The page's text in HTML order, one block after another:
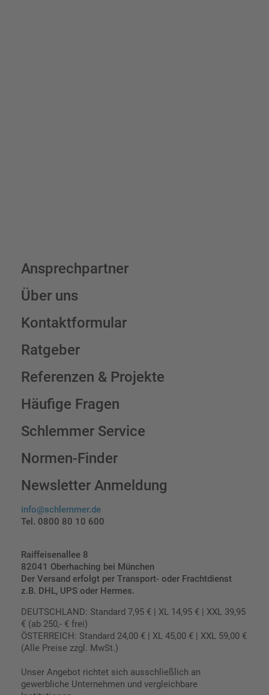
Ansprechpartner
Über uns
Kontaktformular
Ratgeber
Referenzen & Projekte
Häufige Fragen
Schlemmer Service
Normen-Finder
Newsletter Anmeldung
info@schlemmer.de
Tel. 0800 80 10 600
Raiffeisenallee 8
82041 Oberhaching bei München
Der Versand erfolgt per Transport- oder Frachtdienst
z.B. DHL, UPS oder Hermes.
DEUTSCHLAND: Standard 7,95 € | XL 14,95 € | XXL 39,95
€ (ab 250,- € frei)
ÖSTERREICH: Standard 24,00 € | XL 45,00 € | XXL 59,00 €
(Alle Preise zzgl. MwSt.)
Unser Angebot richtet sich ausschließlich an
gewerbliche Unternehmen und vergleichbare